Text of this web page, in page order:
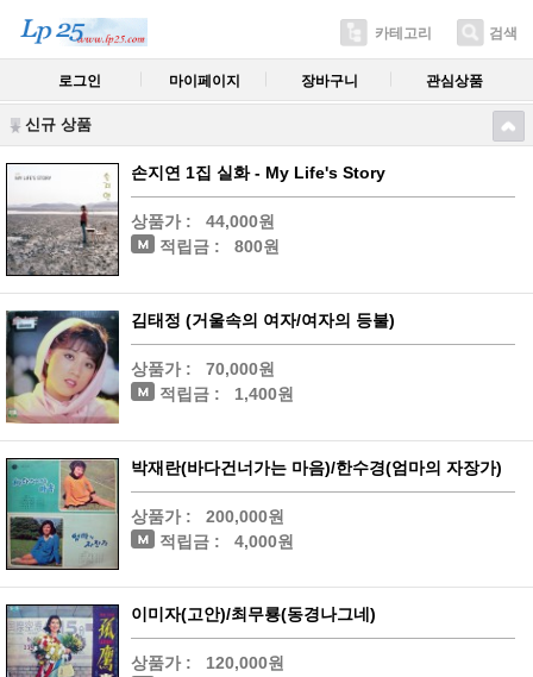
카테고리 검색
로그인 마이페이지 장바구니 관심상품
신규 상품
손지연 1집 실화 - My Life's Story
상품가 :
44,000원
적립금 :
800원
김태정 (거울속의 여자/여자의 등불)
상품가 :
70,000원
적립금 :
1,400원
박재란(바다건너가는 마음)/한수경(엄마의 자장가)
상품가 :
200,000원
적립금 :
4,000원
이미자(고안)/최무룡(동경나그네)
상품가 :
120,000원